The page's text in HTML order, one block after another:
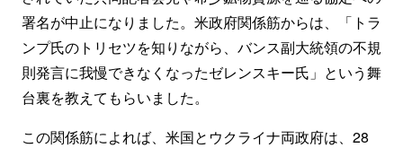
署名が中止になりました。米政府関係筋からは、「トラ
ンプ氏のトリセツを知りながら、バンス副大統領の不規
則発言に我慢できなくなったゼレンスキー氏」という舞
台裏を教えてもらいました。
この関係筋によれば、米国とウクライナ両政府は、28